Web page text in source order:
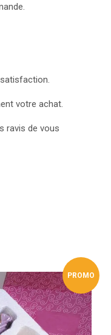
votre achat.
ravis de vous
PROMO